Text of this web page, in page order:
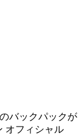
バックパックが
オフィシャル